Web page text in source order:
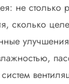
не столько
сколько